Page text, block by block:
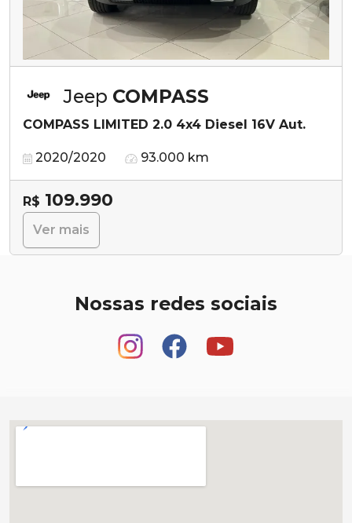
Jeep COMPASS
COMPASS LIMITED 2.0 4x4 Diesel 16V Aut.
2020/2020 93.000 km
R$ 109.990
Ver mais
Nossas redes sociais